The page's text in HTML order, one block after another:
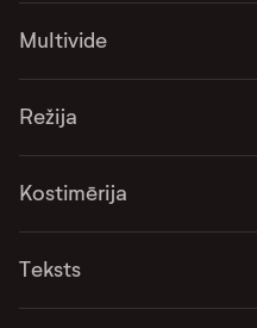
Multivide
Režija
Kostimērija
Teksts